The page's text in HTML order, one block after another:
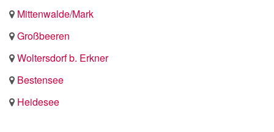
Mittenwalde/Mark
Großbeeren
Woltersdorf b. Erkner
Bestensee
Heidesee